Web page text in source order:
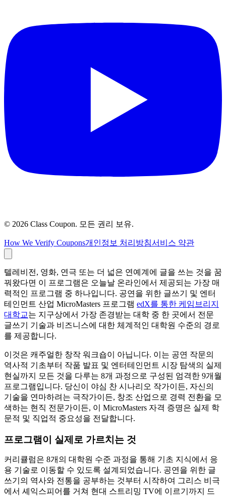
© 2026 Class Coupon. 모든 권리 보유.
How We Verify Coupons개인정보 처리방침서비스 약관
텔레비전, 영화, 연극 또는 더 넓은 연예계에 글을 쓰는 것을 꿈
꿔왔다면 이 프로그램은 오늘날 온라인에서 제공되는 가장 매
력적인 프로그램 중 하나입니다. 공연을 위한 글쓰기 및 엔터
테인먼트 산업 MicroMasters 프로그램 edX를 통한 케임브리지
대학교는 지구상에서 가장 존경받는 대학 중 한 곳에서 전문
글쓰기 기술과 비즈니스에 대한 체계적인 대학원 수준의 경로
를 제공합니다.
이것은 캐주얼한 창작 워크숍이 아닙니다. 이는 공연 작문의
역사적 기초부터 작품 발표 및 엔터테인먼트 시장 탐색의 실제
현실까지 모든 것을 다루는 8개 과정으로 구성된 엄격한 9개월
프로그램입니다. 당신이 야심 찬 시나리오 작가이든, 자신의
기술을 연마하려는 극작가이든, 창조 산업으로 경력 전환을 모
색하는 현직 전문가이든, 이 MicroMasters 자격 증명은 실제 학
문적 및 직업적 중요성을 전달합니다.
프로그램이 실제로 가르치는 것
커리큘럼은 8개의 대학원 수준 과정을 통해 기초 지식에서 응
용 기술로 이동할 수 있도록 설계되었습니다. 공연을 위한 글
쓰기의 역사와 전통을 공부하는 것부터 시작하여 그리스 비극
에서 셰익스피어를 거쳐 현대 스트리밍 TV에 이르기까지 드